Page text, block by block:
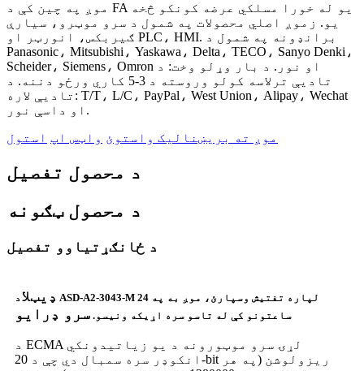
موږ په چین کې د FA یو له خورا مسلکي عرضه کونکو څخه
یو. زموږ اصلي محصولات په شمول د سرو موټرو، سیارې
ګیربکس، انورټر او PLC، HMI. برانډونه په شمول د
Panasonic، Mitsubishi، Yaskawa، Delta، TECO، Sanyo Denki،
Scheider، Siemens، Omron او نور. د بار وړلو وخت: د
تادیې ترلاسه کولو وروسته د 3-5 کاري ورځو دننه. د
تادیې لاره: T/T، L/C، PayPal، West Union، Alipay، Wechat
او داسې نور.
موږ ته بریښنالیک واستوئ واټس اپ استول
د محصول تفصیل
د محصول ټګونه
د ځانګړتیاوو تفصیل
ډیټلا د ASD-A2-3043-M لپاره تفتیش وسپارئ، موږ به په 24
ساعتونو کې له تاسو سره اړیکه ونیسو. سرو ډرایو
د ECMA لړۍ سرو موټورونه د یو زیاتیدونکي
انکوډر سره سمبال دي چې د 20-bit ریزولوشن (په هر